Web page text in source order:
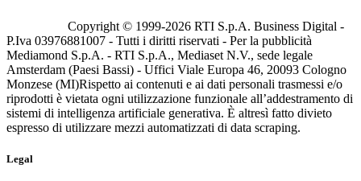
Copyright © 1999-2026 RTI S.p.A. Business Digital -
P.Iva 03976881007 - Tutti i diritti riservati - Per la pubblicità
Mediamond S.p.A. - RTI S.p.A., Mediaset N.V., sede legale
Amsterdam (Paesi Bassi) - Uffici Viale Europa 46, 20093 Cologno
Monzese (MI)Rispetto ai contenuti e ai dati personali trasmessi e/o
riprodotti è vietata ogni utilizzazione funzionale all’addestramento di
sistemi di intelligenza artificiale generativa. È altresì fatto divieto
espresso di utilizzare mezzi automatizzati di data scraping.
Legal